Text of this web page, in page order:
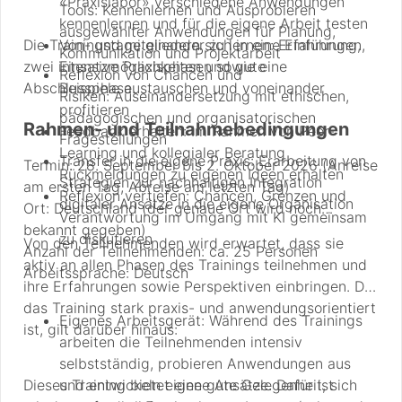
Tools: Kennenlernen und Ausprobieren
ausgewählter Anwendungen für Planung,
Kommunikation und Projektarbeit
Reflexion von Chancen und
Risiken: Auseinandersetzung mit ethischen,
pädagogischen und organisatorischen
Fragestellungen
Transfer in die eigene Praxis: Erarbeitung von
Strategien zur nachhaltigen Integration
digitaler Ansätze in die eigene Organisation
kennenlernen und für die eigene Arbeit testen
Von- und miteinander zu lernen: Erfahrungen,
Einsatzmöglichkeiten und gute
Beispiele austauschen und voneinander
profitieren
Feedback erhalten: Im Rahmen von Peer-
Learning und kollegialer Beratung
Rückmeldungen zu eigenen Ideen erhalten
Reflexion vertiefen: Chancen, Grenzen und
Verantwortung im Umgang mit KI gemeinsam
zu diskutieren
Die Trainingstage gliedern sich in eine Einführung,
zwei intensive Praxisphasen sowie eine
Abschlussphase.
Rahmen- und Teilnahmebedingungen
Termin: 28. September bis 2. Oktober 2026 (Anreise
am ersten Tag, Abreise am letzten Tag)
Ort: Deutschland (der genaue Ort wird noch
bekannt gegeben)
Anzahl der Teilnehmenden: ca. 25 Personen
Arbeitssprache: Deutsch
Von den Teilnehmenden wird erwartet, dass sie
aktiv an allen Phasen des Trainings teilnehmen und
ihre Erfahrungen sowie Perspektiven einbringen. Da
das Training stark praxis- und anwendungsorientiert
ist, gilt darüber hinaus:
Eigenes Arbeitsgerät: Während des Trainings
arbeiten die Teilnehmenden intensiv
selbstständig, probieren Anwendungen aus
und entwickeln eigene Ansätze. Dafür ist
Dieses Training bietet eine gute Gelegenheit, sich